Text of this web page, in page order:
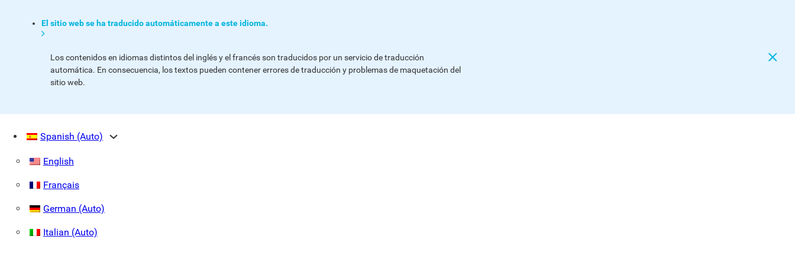
El sitio web se ha traducido automáticamente a este idioma.
Los contenidos en idiomas distintos del inglés y el francés son traducidos por un servicio de traducción
automática. En consecuencia, los textos pueden contener errores de traducción y problemas de maquetación del
sitio web.
Spanish (Auto)
English
Français
German (Auto)
Italian (Auto)